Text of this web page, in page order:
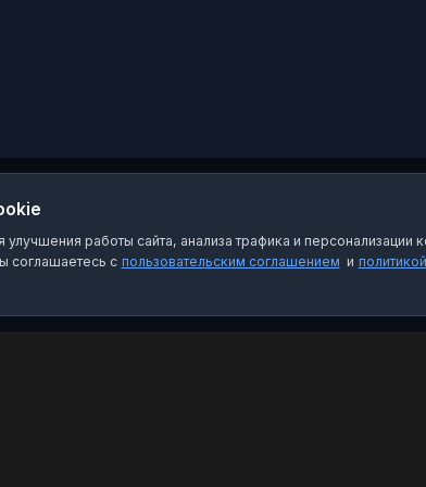
работы сайта, анализа трафика и персонализации
соглашаетесь с пользовательским соглашением и политикой